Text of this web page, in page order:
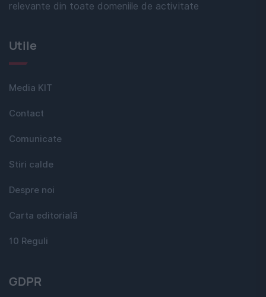
relevante din toate domeniile de activitate
Utile
Media KIT
Contact
Comunicate
Stiri calde
Despre noi
Carta editorială
10 Reguli
GDPR